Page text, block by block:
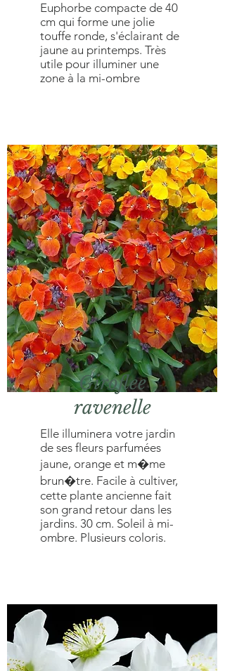
Euphorbe compacte de 40
cm qui forme une jolie
touffe ronde, s'éclairant de
jaune au printemps. Très
utile pour illuminer une
zone à la mi-ombre
Giroflee
ravenelle
Elle illuminera votre jardin
de ses fleurs parfumées
jaune, orange et m�me
brun�tre. Facile à cultiver,
cette plante ancienne fait
son grand retour dans les
jardins. 30 cm. Soleil à mi-
ombre. Plusieurs coloris.